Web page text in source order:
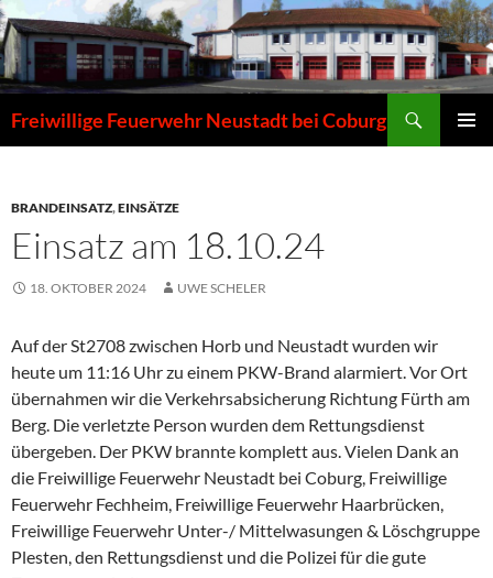
Zum
Inhalt
springen
Freiwillige Feuerwehr Neustadt bei Coburg
BRANDEINSATZ,EINSÄTZE
Einsatz am 18.10.24
18. OKTOBER 2024 UWE SCHELER
Auf der St2708 zwischen Horb und Neustadt wurden wir
heute um 11:16 Uhr zu einem PKW-Brand alarmiert. Vor Ort
übernahmen wir die Verkehrsabsicherung Richtung Fürth am
Berg. Die verletzte Person wurden dem Rettungsdienst
übergeben. Der PKW brannte komplett aus. Vielen Dank an
die Freiwillige Feuerwehr Neustadt bei Coburg, Freiwillige
Feuerwehr Fechheim, Freiwillige Feuerwehr Haarbrücken,
Freiwillige Feuerwehr Unter-/ Mittelwasungen & Löschgruppe
Plesten, den Rettungsdienst und die Polizei für die gute